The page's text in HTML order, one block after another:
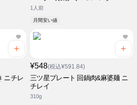
1人前
月間安い値
ニチレ
¥548(税込¥591.84)
三ツ星プレート 回鍋肉&麻婆麺 ニ
チレイ
310g